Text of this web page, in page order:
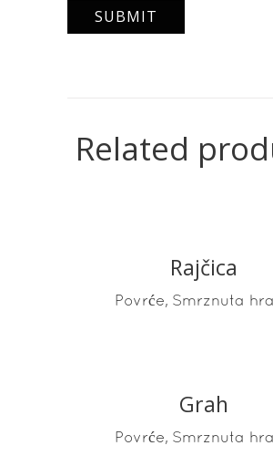
Related
READ MORE
Rajčica
Povrće, Smrznuta
READ MORE
Grah
Povrće, Smrznuta